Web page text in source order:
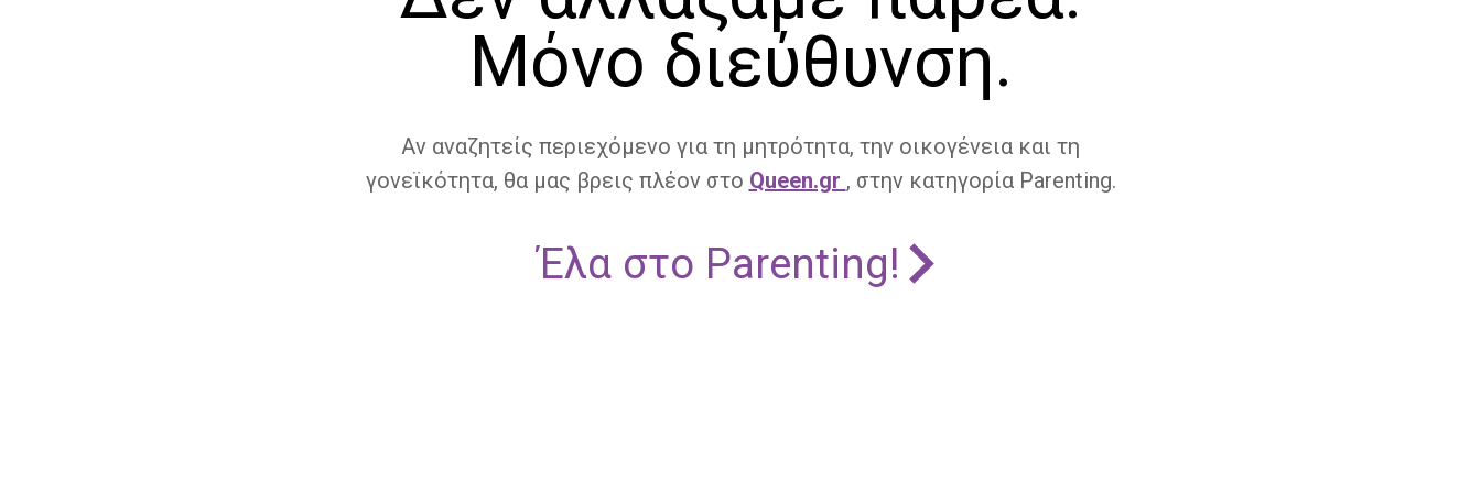
Μόνο διεύθυνση.
Αν αναζητείς περιεχόμενο για τη μητρότητα, την οικογένεια και τη
γονεϊκότητα, θα μας βρεις πλέον στο Queen.gr , στην κατηγορία Parenting.
Έλα στο Parenting!